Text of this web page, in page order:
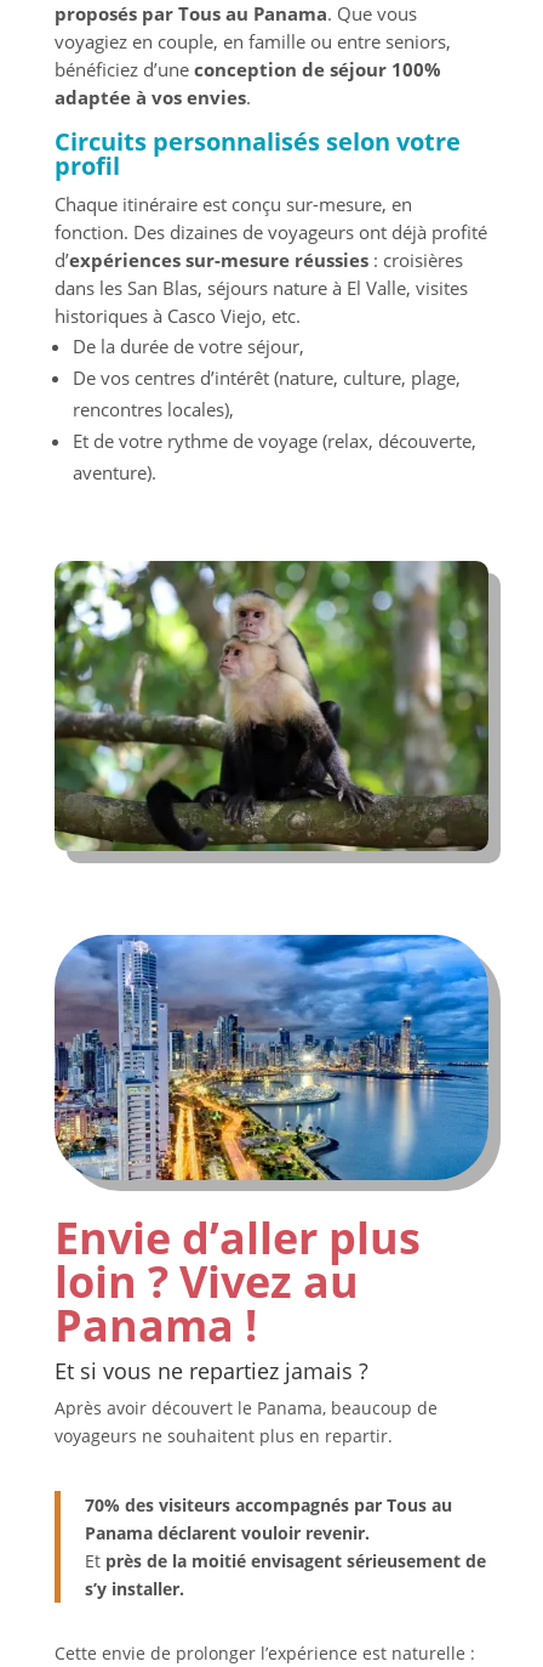
proposés par Tous au Panama. Que vous
voyagiez en couple, en famille ou entre seniors,
bénéficiez d’une conception de séjour 100%
adaptée à vos envies.
Circuits personnalisés selon votre
profil
Chaque itinéraire est conçu sur-mesure, en
fonction. Des dizaines de voyageurs ont déjà profité
d’expériences sur-mesure réussies: croisières
dans les San Blas, séjours nature à El Valle, visites
historiques à Casco Viejo, etc.
De la durée de votre séjour,
De vos centres d’intérêt (nature, culture, plage,
rencontres locales),
Et de votre rythme de voyage (relax, découverte,
aventure).
Envie d’aller plus
loin ? Vivez au
Panama !
Et si vous ne repartiez jamais ?
Après avoir découvert le Panama, beaucoup de
voyageurs ne souhaitent plus en repartir.
70% des visiteurs accompagnés par Tous au
Panama déclarent vouloir revenir.
Et près de la moitié envisagent sérieusement de
s’y installer.
Cette envie de prolonger l’expérience est naturelle :